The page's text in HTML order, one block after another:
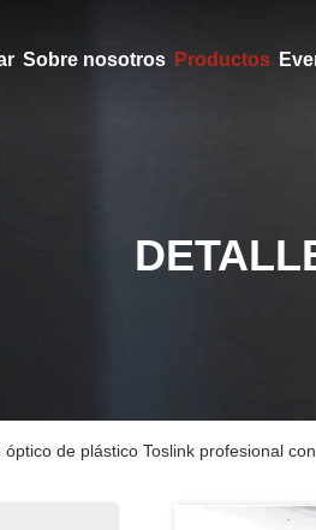
Sobre nosotros Productos
óptico de plástico Toslink profesional